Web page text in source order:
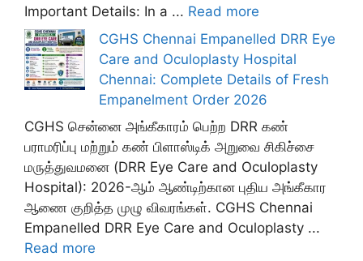
Important Details: In a ... Read more
CGHS Chennai Empanelled DRR Eye
Care and Oculoplasty Hospital
Chennai: Complete Details of Fresh
Empanelment Order 2026
CGHS சென்னை அங்கீகாரம் பெற்ற DRR கண்
பராமரிப்பு மற்றும் கண் பிளாஸ்டிக் அறுவை சிகிச்சை
மருத்துவமனை (DRR Eye Care and Oculoplasty
Hospital): 2026-ஆம் ஆண்டிற்கான புதிய அங்கீகார
ஆணை குறித்த முழு விவரங்கள். CGHS Chennai
Empanelled DRR Eye Care and Oculoplasty ...
Read more